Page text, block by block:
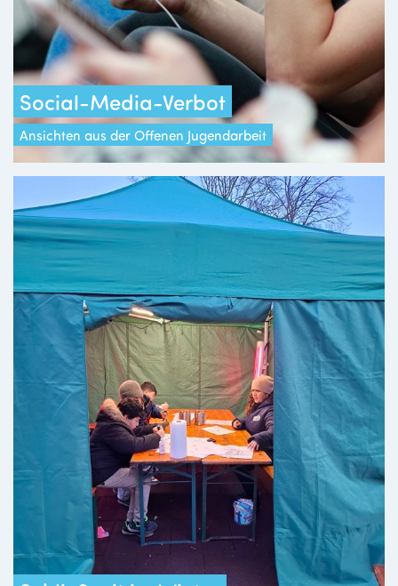
Social-Media-Verbot
Ansichten aus der Offenen Jugendarbeit